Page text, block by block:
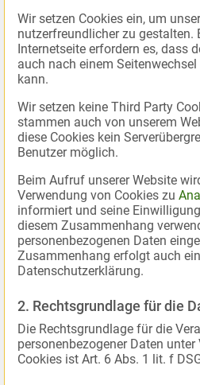
Wir setzen Cookies ein, um
nutzerfreundlicher zu gestalten.
Internetseite erfordern es, dass
auch nach einem
kann.
Wir setzen keine Third Party
stammen auch von unserem
diese Cookies kein
Benutzer möglich.
Beim Aufruf unserer Website
Verwendung von Cookies zu
informiert und seine
diesem Zusammenhang
personenbezogenen Daten
Zusammenhang erfolgt auch
Datenschutzerklärung.
2. Rechtsgrundlage für die
Die Rechtsgrundlage für die
personenbezogener Daten
Cookies ist Art. 6 Abs. 1 lit. f